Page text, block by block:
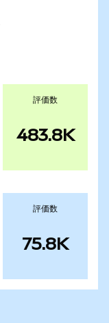
評価数
483.8K
評価数
75.8K